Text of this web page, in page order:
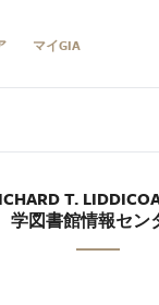
マイGIA
T.
学図書館情報セン